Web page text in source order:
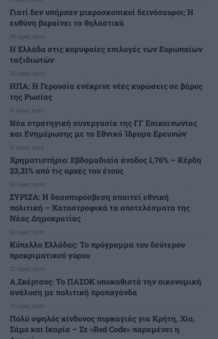
Γιατί δεν υπήρχαν μικροσκοπικοί δεινόσαυροι; Η
ευθύνη βαραίνει τα θηλαστικά
10 ώρες πριν
Η Ελλάδα στις κορυφαίες επιλογές των Ευρωπαίων
ταξιδιωτών
10 ώρες πριν
ΗΠΑ: Η Γερουσία ενέκρινε νέες κυρώσεις σε βάρος
της Ρωσίας
11 ώρες πριν
Νέα στρατηγική συνεργασία της ΓΓ Επικοινωνίας
και Ενημέρωσης με το Εθνικό Ίδρυμα Ερευνών
11 ώρες πριν
Χρηματιστήριο: Εβδομαδιαία άνοδος 1,76% – Κέρδη
23,31% από τις αρχές του έτους
12 ώρες πριν
ΣΥΡΙΖΑ: Η δασοπυρόσβεση απαιτεί εθνική
πολιτική – Καταστροφικά τα αποτελέσματα της
Νέας Δημοκρατίας
12 ώρες πριν
Κύπελλο Ελλάδας: Το πρόγραμμα του δεύτερου
προκριματικού γύρου
12 ώρες πριν
Α.Σκέρτσος: Το ΠΑΣΟΚ υποκαθιστά την οικονομική
ανάλυση με πολιτική προπαγάνδα
13 ώρες πριν
Πολύ υψηλός κίνδυνος πυρκαγιάς για Κρήτη, Χίο,
Σάμο και Ικαρία – Σε «Red Code» παραμένει η